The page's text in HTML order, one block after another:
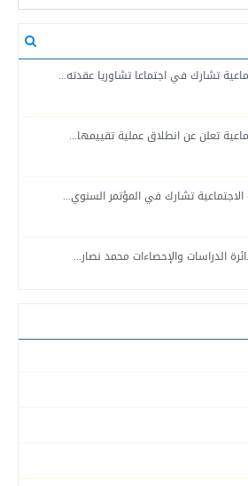
تشارك في اجتماعا تشاوريا عقدته...
تعلن عن انطلاق عملية تقييمها...
الاجتماعية تشارك في المؤتمر السنوي...
الدراسات والإحصاءات محمد نصار...
في محافظة خانيونس تواصل تقديم...
الاجتماعية في محافظة الشمال...
: قدمنا مساعدات للمتضررين من...